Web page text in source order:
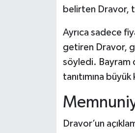
belirten Dravor,
Ayrıca sadece
getiren Dravor,
söyledi. Bayram
tanıtımına
Dravor’un